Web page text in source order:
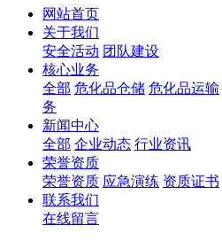
网站首页
关于我们
安全活动 团队建设
核心业务
全部 危化品仓储 危化品运输
务
新闻中心
全部 企业动态 行业资讯
荣誉资质
荣誉资质 应急演练 资质证书
联系我们
在线留言